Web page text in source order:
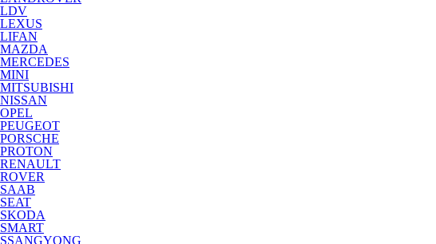
LDV
LEXUS
LIFAN
MAZDA
MERCEDES
MINI
MITSUBISHI
NISSAN
OPEL
PEUGEOT
PORSCHE
PROTON
RENAULT
ROVER
SAAB
SEAT
SKODA
SMART
SSANGYONG